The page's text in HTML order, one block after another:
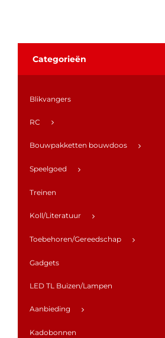
Categorieën
Blikvangers
RC
Bouwpakketten bouwdoos
Speelgoed
Treinen
Koll/Literatuur
Toebehoren/Gereedschap
Gadgets
LED TL Buizen/Lampen
Aanbieding
Kadobonnen